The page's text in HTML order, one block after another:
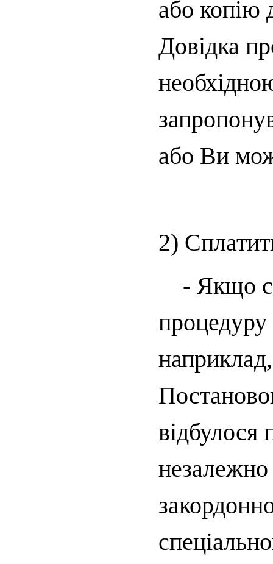
або копію
Довідка
або Ви
2)
- Якщо
процедуру
відбулося